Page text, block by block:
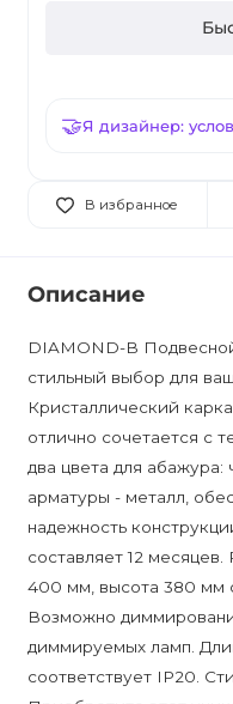
Я дизайнер:
В избранное
Описание
DIAMOND-B
стильный выбор для
Кристаллический
отлично сочетается с
два цвета для
арматуры - металл,
надежность
составляет 12
400 мм, высота 380 мм
Возможно
диммируемых ламп.
соответствует IP20.